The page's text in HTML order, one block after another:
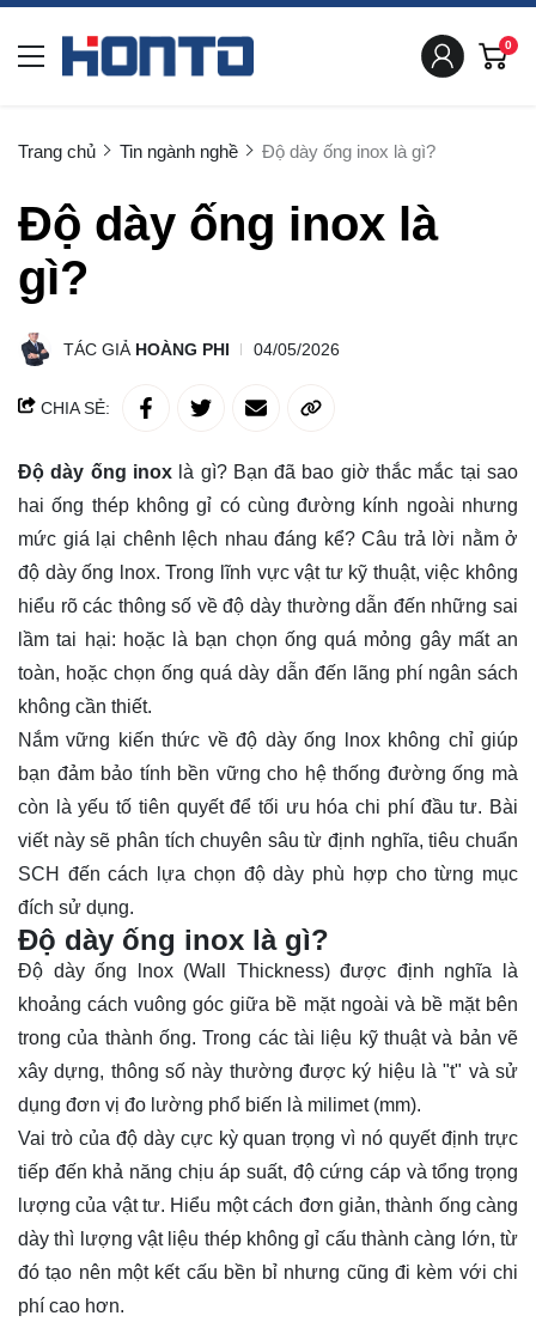
0
Trang chủ Tin ngành nghề Độ dày ống inox là gì?
Độ dày ống inox là
gì?
TÁC GIẢ HOÀNG PHI 04/05/2026
CHIA SẺ:
Độ dày ống inoxlà gì? Bạn đã bao giờ thắc mắc tại sao
hai ống thép không gỉ có cùng đường kính ngoài nhưng
mức giá lại chênh lệch nhau đáng kể? Câu trả lời nằm ở
độ dày ống lnox. Trong lĩnh vực vật tư kỹ thuật, việc không
hiểu rõ các thông số về độ dày thường dẫn đến những sai
lầm tai hại: hoặc là bạn chọn ống quá mỏng gây mất an
toàn, hoặc chọn ống quá dày dẫn đến lãng phí ngân sách
không cần thiết.
Nắm vững kiến thức về độ dày ống lnox không chỉ giúp
bạn đảm bảo tính bền vững cho hệ thống đường ống mà
còn là yếu tố tiên quyết để tối ưu hóa chi phí đầu tư. Bài
viết này sẽ phân tích chuyên sâu từ định nghĩa, tiêu chuẩn
SCH đến cách lựa chọn độ dày phù hợp cho từng mục
đích sử dụng.
Độ dày ống inox là gì?
Độ dàyống lnox(Wall Thickness) được định nghĩa là
khoảng cách vuông góc giữa bề mặt ngoài và bề mặt bên
trong của thành ống. Trong các tài liệu kỹ thuật và bản vẽ
xây dựng, thông số này thường được ký hiệu là "t" và sử
dụng đơn vị đo lường phổ biến là milimet (mm).
Vai trò của độ dày cực kỳ quan trọng vì nó quyết định trực
tiếp đến khả năng chịu áp suất, độ cứng cáp và tổng trọng
lượng của vật tư. Hiểu một cách đơn giản, thành ống càng
dày thì lượng vật liệu thép không gỉ cấu thành càng lớn, từ
đó tạo nên một kết cấu bền bỉ nhưng cũng đi kèm với chi
phí cao hơn.